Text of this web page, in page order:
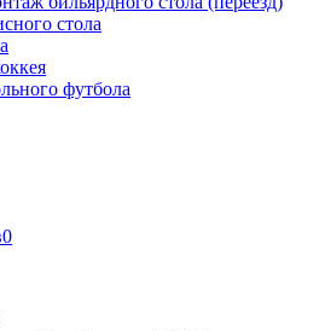
стола
футбола
0